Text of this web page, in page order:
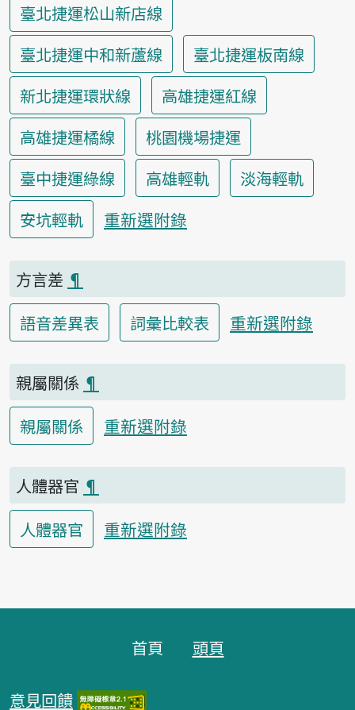
臺北捷運松山新店線
臺北捷運中和新蘆線
臺北捷運板南線
新北捷運環狀線
高雄捷運紅線
高雄捷運橘線
桃園機場捷運
臺中捷運綠線
高雄輕軌
淡海輕軌
安坑輕軌
重新選附錄
方言差 ¶
語音差異表
詞彙比較表 重新選附錄
親屬關係 ¶
親屬關係
重新選附錄
人體器官 ¶
人體器官
重新選附錄
首頁 頭頁
意見回饋